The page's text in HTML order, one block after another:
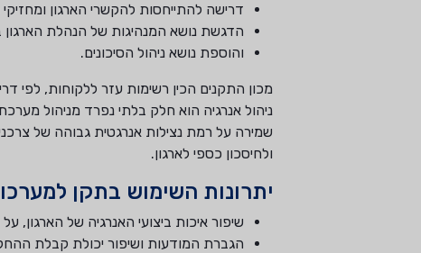
דרישה להתייחסות להקשרי הארגון ומחזיקי
הדגשת נושא המנהיגות של הנהלת הארגון
והוספת נושא ניהול הסיכונים.
מכון התקנים הכין רשימות עזר ללקוחות, לפי
ניהול אנרגיה הוא חלק בלתי נפרד מניהול
שמירה על רמת נצילות אנרגטית גבוהה של
ולחיסכון כספי לארגון.
יתרונות השימוש בתקן
שיפור איכות ביצועי האנרגיה של הארגון,
הגברת המודעות ושיפור יכולת קבלת